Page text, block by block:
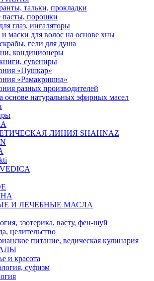
тальки, прокладки
пасты, порошки
глаз, ингаляторы
маски для волос на основе хны
гели для душа
кондиционеры
сувениры
«Пушкар»
«Рамакришна»
разных производителей
основе натуральных эфирных масел
ЛИНИЯ SHAHNAZ
И ЛЕЧЕБНЫЕ МАСЛА
эзотерика, васту, фен-шуй
целительство
питание, ведическая кулинария
и красота
суфизм